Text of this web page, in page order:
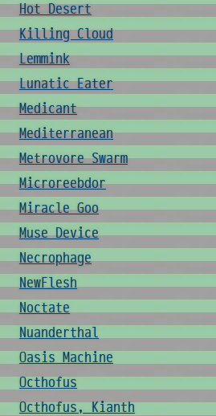
Hot Desert
Killing Cloud
Lemmink
Lunatic Eater
Medicant
Mediterranean
Metrovore Swarm
Microreebdor
Miracle Goo
Muse Device
Necrophage
NewFlesh
Noctate
Nuanderthal
Oasis Machine
Octhofus
Octhofus, Kianth